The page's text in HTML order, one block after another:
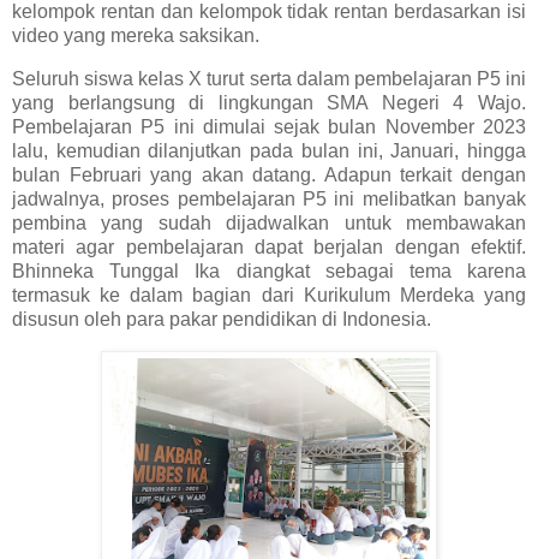
kelompok rentan dan kelompok tidak rentan berdasarkan isi
video yang mereka saksikan.
Seluruh siswa kelas X turut serta dalam pembelajaran P5 ini
yang berlangsung di lingkungan SMA Negeri 4 Wajo.
Pembelajaran P5 ini dimulai sejak bulan November 2023
lalu, kemudian dilanjutkan pada bulan ini, Januari, hingga
bulan Februari yang akan datang. Adapun terkait dengan
jadwalnya, proses pembelajaran P5 ini melibatkan banyak
pembina yang sudah dijadwalkan untuk membawakan
materi agar pembelajaran dapat berjalan dengan efektif.
Bhinneka Tunggal Ika diangkat sebagai tema karena
termasuk ke dalam bagian dari Kurikulum Merdeka yang
disusun oleh para pakar pendidikan di Indonesia.